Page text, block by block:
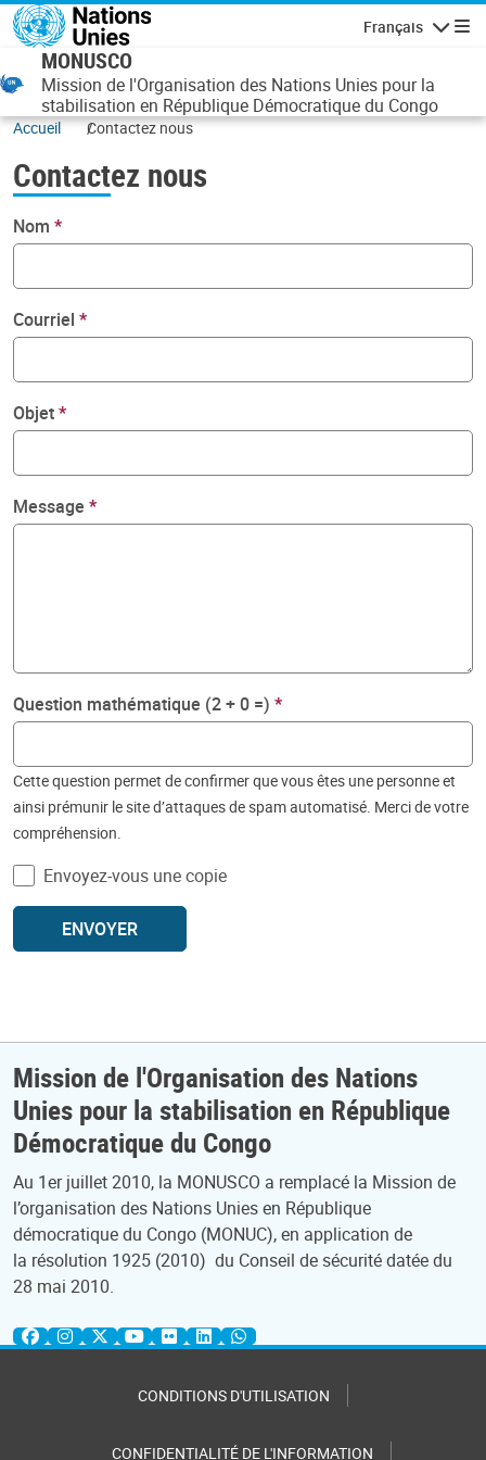
Aller au contenu principal
Français
MONUSCO
Mission de l'Organisation des Nations Unies pour la
stabilisation en République Démocratique du Congo
Accueil Contactez nous
Contactez nous
Nom
Courriel
Objet
Message
Question mathématique (2 + 0 =)
Cette question permet de confirmer que vous êtes une personne et
ainsi prémunir le site d’attaques de spam automatisé. Merci de votre
compréhension.
Envoyez-vous une copie
ENVOYER
Mission de l'Organisation des Nations
Unies pour la stabilisation en République
Démocratique du Congo
Au 1er juillet 2010, la MONUSCO a remplacé la Mission de
l’organisation des Nations Unies en République
démocratique du Congo (MONUC), en application de
la résolution 1925 (2010) du Conseil de sécurité datée du
28 mai 2010.
CONDITIONS D'UTILISATION
CONFIDENTIALITÉ DE L'INFORMATION